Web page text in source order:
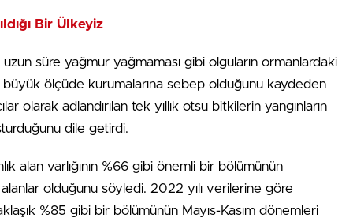
Bir Ülkeyiz
uzun süre yağmur yağmaması gibi olguların ormanlardaki
ölçüde kurumalarına sebep olduğunu kaydeden
olarak adlandırılan tek yıllık otsu bitkilerin yangınların
dile getirdi.
alan varlığının %66 gibi önemli bir bölümünün
olduğunu söyledi. 2022 yılı verilerine göre
%85 gibi bir bölümünün Mayıs-Kasım dönemleri